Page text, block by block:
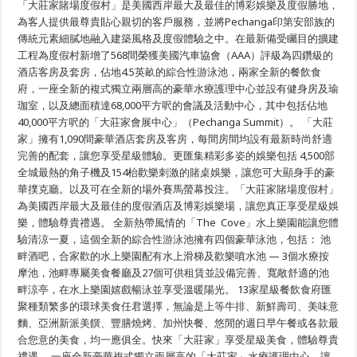
莊
家
賭
場
度
假
村」
為
南
加
州
全
新
豪
華
氣
派
度
假
勝
地
「大莊家賭場度假村」是美國西岸最大及最佳的博彩娛樂及度假勝地，
為客人提供最尊貴貼心親切的客戶服務，並將Pechanga印第安部族的
傳統元素細膩地融入建築風格及度假體驗之中。在最新備受矚目的擴建
工程為度假村新增了568間榮獲美國汽車協會（AAA）評級為四鑽級的
酒店客房及套房，佔地4.5英畝的綜合性游泳池，兩家全新的餐飲食
府，一座全新的複式獨立兩層高的豪華水療護理中心並設有健身房及瑜
珈室，以及總面積達68,000平方呎的會議及活動中心，其中包括佔地
40,000平方呎的「大莊家會展中心」（Pechanga Summit）。 「大莊
家」擁有1,090間豪華酒店套房及客房，每間房間均設有最新時尚舒適
完善的配套，讓您享受星級體驗。更匯集精彩多姿的娛樂包括 4,500部
全城最熱的角子機及154枱歡樂刺激的賭桌娛樂，讓您可大顯身手的豪
華撲克廳。以及可在全新的場外賽馬螢幕投注。「大莊家賭場度假村」
為美國西岸最大及最佳的度假酒店及博彩娛樂場，讓您真正享受星級娛
樂，體驗尊貴禮遇。 全新熱帶風情的「The Cove」水上樂園能讓您體
驗清涼一夏，這個全新的綜合性游泳池擁有四個豪華泳池，包括： 池
畔酒吧，合家歡的水上樂園配有水上滑梯及歡樂噴水池 — 3個水療按
摩池，池畔專屬美食餐廳及27個可供租賃並設備完善、寬敞舒適的池
畔涼亭，在水上樂園嬉戲暢泳並享受溫暖陽光。 13家星級餐飲食府匯
聚種類繁多的環球美食任君選擇，無論是上等牛排、新鮮壽司、美味意
麵、亞洲新派美饌、豐膳燒烤、加州快餐、悠閒的週日早午餐或各款最
合您意的美食，均一應俱全。快來「大莊家」享受星級美食，體驗尊貴